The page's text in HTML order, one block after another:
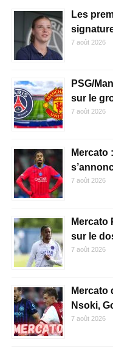
Les
7 août 2026
PSG/
sur le
7 août 2026
Mercato
7 août 2026
Mercato
sur le
7 août 2026
Mercato
Nsoki,
7 août 2026